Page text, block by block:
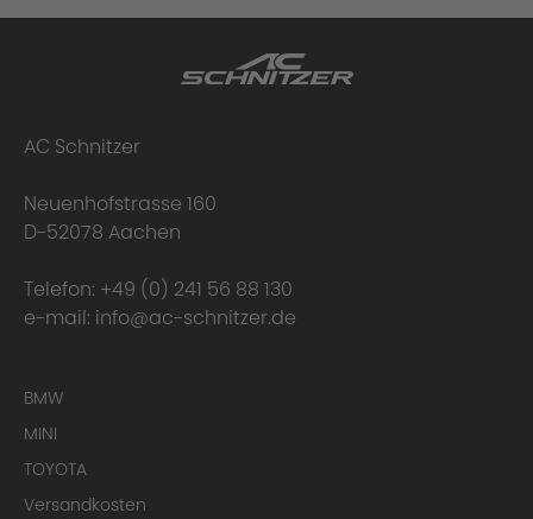
AC Schnitzer
Neuenhofstrasse 160
D-52078 Aachen
Telefon: +49 (0) 241 56 88 130
e-mail: info@ac-schnitzer.de
BMW
MINI
TOYOTA
Versandkosten